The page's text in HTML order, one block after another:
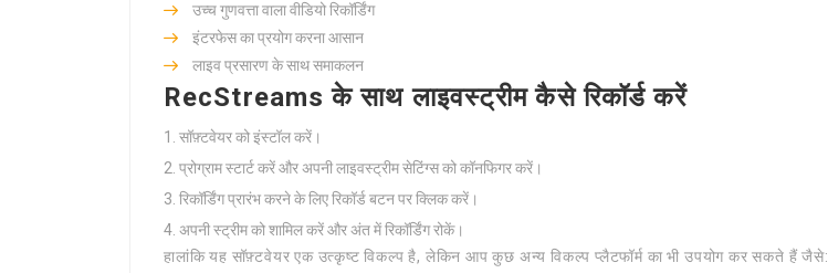
उच्च गुणवत्ता वाला वीडियो रिकॉर्डिंग
इंटरफेस का प्रयोग करना आसान
लाइव प्रसारण के साथ समाकलन
RecStreams के साथ लाइवस्ट्रीम कैसे रिकॉर्ड करें
सॉफ़्टवेयर को इंस्टॉल करें।
प्रोग्राम स्टार्ट करें और अपनी लाइवस्ट्रीम सेटिंग्स को कॉनफिगर करें।
रिकॉर्डिंग प्रारंभ करने के लिए रिकॉर्ड बटन पर क्लिक करें।
अपनी स्ट्रीम को शामिल करें और अंत में रिकॉर्डिंग रोकें।
हालांकि यह सॉफ़्टवेयर एक उत्कृष्ट विकल्प है, लेकिन आप कुछ अन्य विकल्प प्लैटफॉर्म का भी उपयोग कर सकते हैं जैसे: